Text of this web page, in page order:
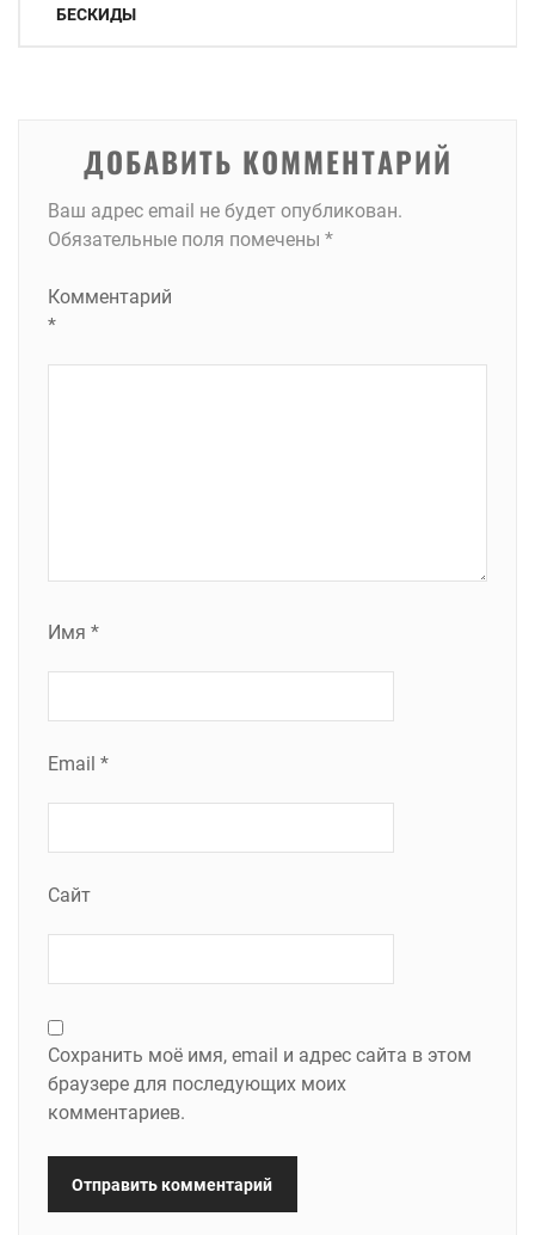
БЕСКИДЫ
ДОБАВИТЬ КОММЕНТАРИЙ
Ваш адрес email не будет опубликован.
Обязательные поля помечены *
Комментарий
*
Имя *
Email *
Сайт
Сохранить моё имя, email и адрес сайта в этом
браузере для последующих моих
комментариев.